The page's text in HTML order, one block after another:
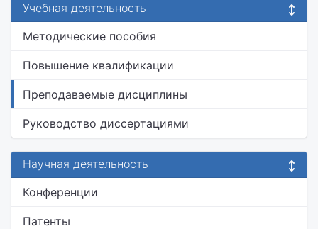
Учебная деятельность
Методические пособия
Повышение квалификации
Преподаваемые дисциплины
Руководство диссертациями
Научная деятельность
Конференции
Патенты